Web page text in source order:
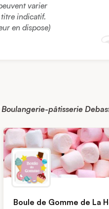
varier
indicatif.
en dispose)
Boulangerie-pâtisserie
Boule de Gomme de La